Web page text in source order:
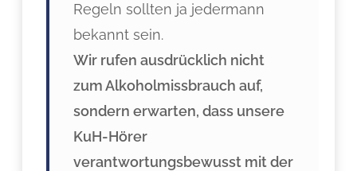
Regeln sollten ja jedermann
bekannt sein.
Wir rufen ausdrücklich nicht
zum Alkoholmissbrauch auf,
sondern erwarten, dass unsere
KuH-Hörer
verantwortungsbewusst mit der